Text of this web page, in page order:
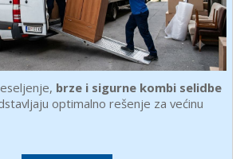
brze i sigurne kombi selidbe
optimalno rešenje za većinu